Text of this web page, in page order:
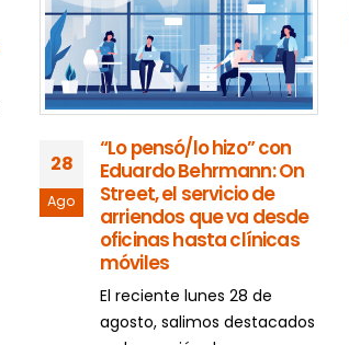
28
Ago
“Lo pensó/lo hizo” con
Eduardo Behrmann: On
Street, el servicio de
arriendos que va desde
oficinas hasta clínicas
móviles
El reciente lunes 28 de
agosto, salimos destacados